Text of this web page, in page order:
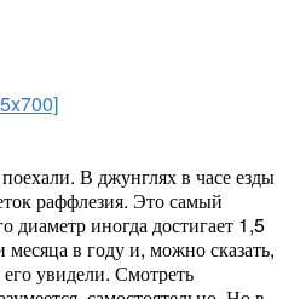
В джунглях в часе езды
раффлезия. Это самый
диаметр иногда достигает 1,5
месяца в году и, можно сказать,
увидели. Смотреть